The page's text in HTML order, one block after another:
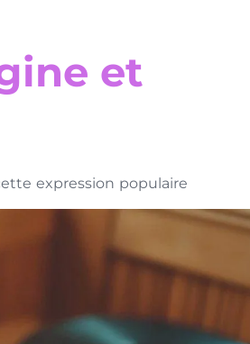
et
expression populaire